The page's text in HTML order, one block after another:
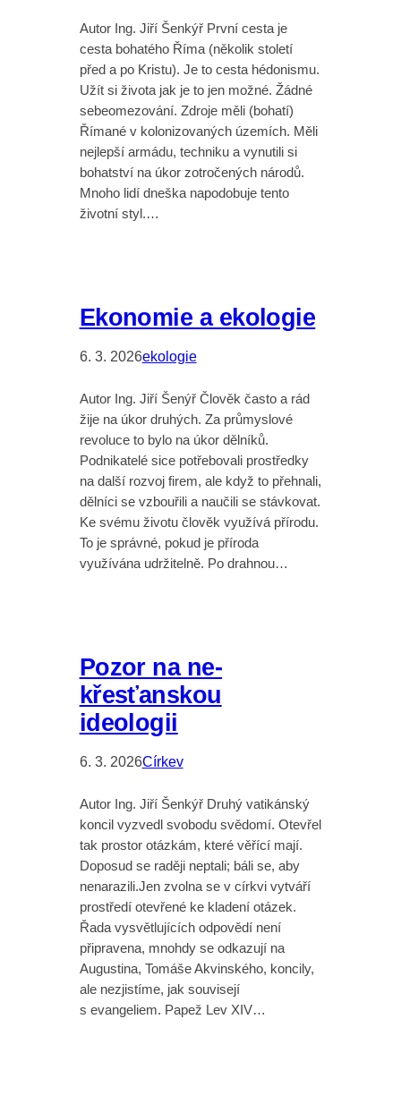
Autor Ing. Jiří Šenkýř První cesta je
cesta bohatého Říma (několik století
před a po Kristu). Je to cesta hédonismu.
Užít si života jak je to jen možné. Žádné
sebeomezování. Zdroje měli (bohatí)
Římané v kolonizovaných územích. Měli
nejlepší armádu, techniku a vynutili si
bohatství na úkor zotročených národů.
Mnoho lidí dneška napodobuje tento
životní styl.…
Ekonomie a ekologie
6. 3. 2026ekologie
Autor Ing. Jiří Šenýř Člověk často a rád
žije na úkor druhých. Za průmyslové
revoluce to bylo na úkor dělníků.
Podnikatelé sice potřebovali prostředky
na další rozvoj firem, ale když to přehnali,
dělníci se vzbouřili a naučili se stávkovat.
Ke svému životu člověk využívá přírodu.
To je správné, pokud je příroda
využívána udržitelně. Po drahnou…
Pozor na ne-
křesťanskou
ideologii
6. 3. 2026Církev
Autor Ing. Jiří Šenkýř Druhý vatikánský
koncil vyzvedl svobodu svědomí. Otevřel
tak prostor otázkám, které věřící mají.
Doposud se raději neptali; báli se, aby
nenarazili.Jen zvolna se v církvi vytváří
prostředí otevřené ke kladení otázek.
Řada vysvětlujících odpovědí není
připravena, mnohdy se odkazují na
Augustina, Tomáše Akvinského, koncily,
ale nezjistíme, jak souvisejí
s evangeliem. Papež Lev XIV…